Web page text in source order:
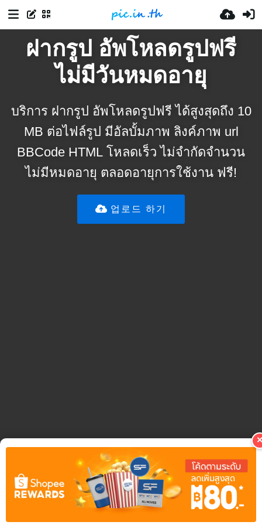
ฝากรูป อัพโหลดรูปฟรี
ไม่มีวันหมดอายุ
บริการ ฝากรูป อัพโหลดรูปฟรี ได้สูงสุดถึง 10
MB ต่อไฟล์รูป มีอัลบั้มภาพ ลิงค์ภาพ url
BBCode HTML โหลดเร็ว ไม่จำกัดจำนวน
ไม่มีหมดอายุ ตลอดอายุการใช้งาน ฟรี!
업로드 하기